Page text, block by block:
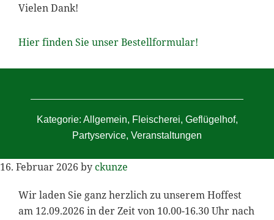
Vielen Dank!
Hier finden Sie unser Bestellformular!
Kategorie: Allgemein, Fleischerei, Geflügelhof,
Partyservice, Veranstaltungen
16. Februar 2026 byckunze
Wir laden Sie ganz herzlich zu unserem Hoffest
am 12.09.2026 in der Zeit von 10.00-16.30 Uhr nach